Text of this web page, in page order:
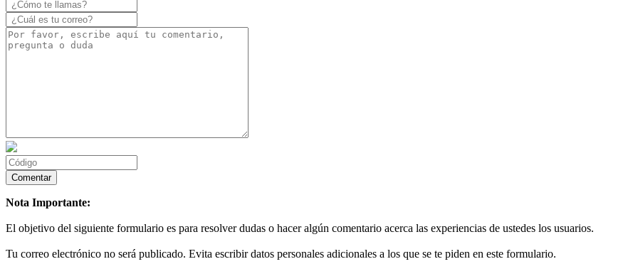
Nota Importante:
El objetivo del siguiente formulario es para resolver dudas o hacer algún comentario acerca las experiencias de ustedes los usuarios.
Tu correo electrónico no será publicado. Evita escribir datos personales adicionales a los que se te piden en este formulario.